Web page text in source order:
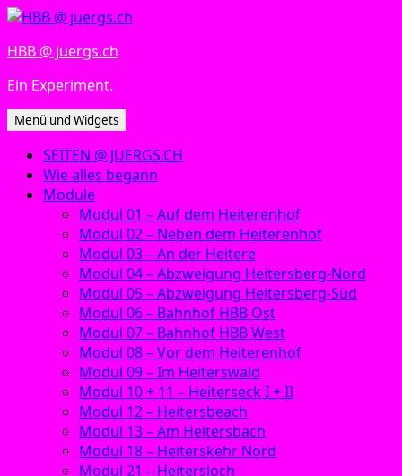
Zum
springen
HBB @ juergs.ch
Ein Experiment.
Menü und Widgets
SEITEN @ JUERGS.CH
Wie alles begann
Module
Modul 01 – Auf dem Heiterenhof
Modul 02 – Neben dem Heiterenhof
Modul 03 – An der Heitere
Modul 04 – Abzweigung Heitersberg-Nord
Modul 05 – Abzweigung Heitersberg-Süd
Modul 06 – Bahnhof HBB Ost
Modul 07 – Bahnhof HBB West
Modul 08 – Vor dem Heiterenhof
Modul 09 – Im Heiterswald
Modul 10 + 11 – Heiterseck I + II
Modul 12 – Heitersbeach
Modul 13 – Am Heitersbach
Modul 18 – Heiterskehr Nord
Modul 21 – Heitersloch